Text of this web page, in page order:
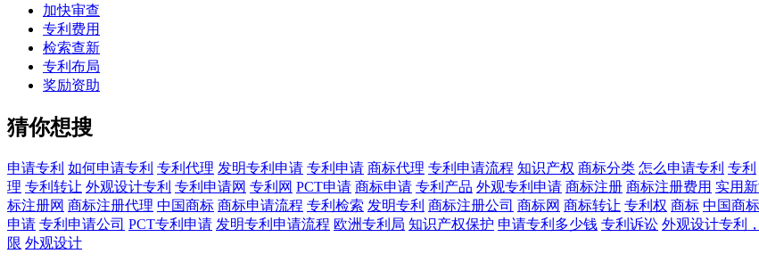
加快审查
专利费用
检索查新
专利布局
奖励资助
猜你想搜
申请专利 如何申请专利 专利代理 发明专利申请 专利申请 商标代理 专利申请流程 知识产权 商标分类 怎么申请专利 专利
理 专利转让 外观设计专利 专利申请网 专利网 PCT申请 商标申请 专利产品 外观专利申请 商标注册 商标注册费用 实用
标注册网 商标注册代理 中国商标 商标申请流程 专利检索 发明专利 商标注册公司 商标网 商标转让 专利权 商标 中国商
申请 专利申请公司 PCT专利申请 发明专利申请流程 欧洲专利局 知识产权保护 申请专利多少钱 专利诉讼 外观设计专利
限 外观设计